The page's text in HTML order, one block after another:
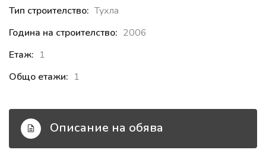
Тип строителство: Тухла
Година на строителство: 2006
Етаж: 1
Общо етажи: 1
Описание на обява